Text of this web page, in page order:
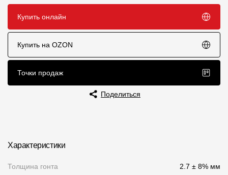
Статьи
Сервисы
Конструктор
Компания
О компании
Купить онлайн
Купить на OZON
Точки продаж
Поделиться
Характеристики
Толщина гонта 2.7 ± 8% мм